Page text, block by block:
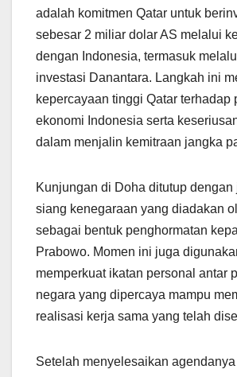
adalah komitmen Qatar untuk
sebesar 2 miliar dolar AS melalui
dengan Indonesia, termasuk
investasi Danantara. Langkah ini
kepercayaan tinggi Qatar terhadap
ekonomi Indonesia serta
dalam menjalin kemitraan jangka
Kunjungan di Doha ditutup dengan
siang kenegaraan yang diadakan
sebagai bentuk penghormatan
Prabowo. Momen ini juga
memperkuat ikatan personal antar
negara yang dipercaya mampu
realisasi kerja sama yang telah
Setelah menyelesaikan agendanya